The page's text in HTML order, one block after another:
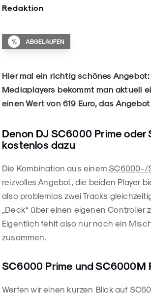
Redaktion
% ABGELAUFEN
Hier mal ein richtig schönes
Mediaplayers bekommt man aktuell
einen Wert von 619 Euro, das
Denon DJ SC6000 Prime
kostenlos dazu
Die Kombination aus einemSC6000-/
reizvolles Angebot, die beiden Player
also problemlos zwei Tracks
„Deck“ über einen eigenen
Eigentlich fehlt also nur noch ein
zusammen.
SC6000 Prime und SC6000M
Werfen wir einen kurzen Blick auf